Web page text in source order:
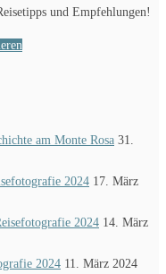
und Empfehlungen!
am Monte Rosa 31.
2024 17. März
2024 14. März
2024 11. März 2024